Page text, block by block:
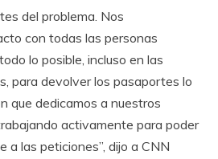
del problema. Nos
con todas las personas
lo posible, incluso en las
para devolver los pasaportes lo
que dedicamos a nuestros
activamente para poder
a las peticiones”, dijo a CNN